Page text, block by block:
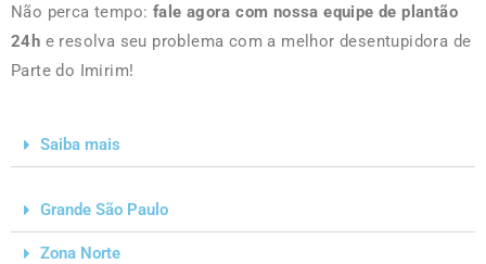
Não perca tempo: fale agora com nossa equipe de plantão
24h e resolva seu problema com a melhor desentupidora de
Parte do Imirim!
Saiba mais
Grande São Paulo
Zona Norte